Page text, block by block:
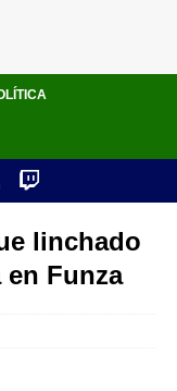
linchado
Funza